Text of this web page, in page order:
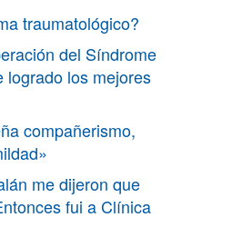
traumatológico?
del Síndrome
logrado los mejores
compañerismo,
me dijeron que
fui a Clínica